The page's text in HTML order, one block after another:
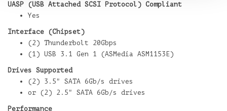
UASP (USB Attached SCSI Protocol) Compliant
Yes
Interface (Chipset)
(2) Thunderbolt 20Gbps
(1) USB 3.1 Gen 1 (ASMedia ASM1153E)
Drives Supported
(2) 3.5" SATA 6Gb/s drives
or (2) 2.5" SATA 6Gb/s drives
Performance